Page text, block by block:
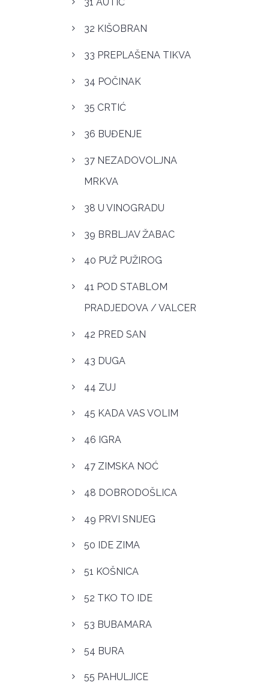
32 KIŠOBRAN
33 PREPLAŠENA TIKVA
34 POČINAK
35 CRTIĆ
36 BUĐENJE
37 NEZADOVOLJNA
MRKVA
38 U VINOGRADU
39 BRBLJAV ŽABAC
40 PUŽ PUŽIROG
41 POD STABLOM
PRADJEDOVA / VALCER
42 PRED SAN
43 DUGA
44 ZUJ
45 KADA VAS VOLIM
46 IGRA
47 ZIMSKA NOĆ
48 DOBRODOŠLICA
49 PRVI SNIJEG
50 IDE ZIMA
51 KOŠNICA
52 TKO TO IDE
53 BUBAMARA
54 BURA
55 PAHULJICE